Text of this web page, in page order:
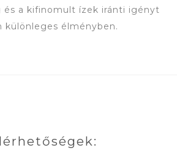
és a kifinomult ízek iránti igényt
különleges élményben.